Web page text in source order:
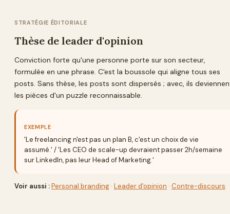
STRATÉGIE ÉDITORIALE
Thèse de leader d'opinion
Conviction forte qu'une personne porte sur son secteur,
formulée en une phrase. C'est la boussole qui aligne tous ses
posts. Sans thèse, les posts sont dispersés ; avec, ils
les pièces d'un puzzle reconnaissable.
EXEMPLE
'Le freelancing n'est pas un plan B, c'est un choix de vie
assumé.' / 'Les CEO de scale-up devraient passer 2h/semaine
sur LinkedIn, pas leur Head of Marketing.'
Voir aussi :Personal branding · Leader d'opinion · Contre-discours